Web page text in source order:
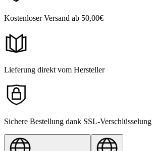
Kostenloser Versand ab 50,00€
Lieferung direkt vom Hersteller
Sichere Bestellung dank SSL-Verschlüsselung